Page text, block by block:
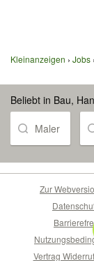
Kleinanzeigen Jobs
Beliebt in Bau,
Maler
Zur
Vertrag